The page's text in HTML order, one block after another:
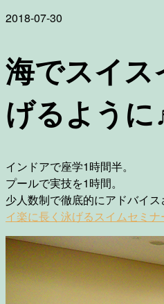
2018-07-30
海でスイ
げるように
インドアで座学1時間半。
プールで実技を1時間。
少人数制で徹底的にアドバイス
イ楽に長く泳げるスイムセミナ